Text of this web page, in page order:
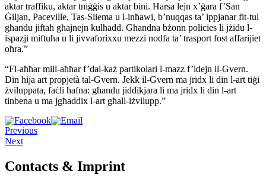
aktar traffiku, aktar tniġġis u aktar bini. Ħarsa lejn x’ġara f’San
Ġiljan, Paceville, Tas-Sliema u l-inħawi, b’nuqqas ta’ ippjanar fit-tul
għandu jiftaħ għajnejn kulħadd. Għandna bżonn policies li jżidu l-
ispazji miftuħa u li jivvaforixxu mezzi nodfa ta’ trasport fost affarijiet
oħra.”
“Fl-aħħar mill-aħħar f’dal-każ partikolari l-mazz f’idejn il-Gvern.
Din hija art propjetà tal-Gvern. Jekk il-Gvern ma jridx li din l-art tiġi
żviluppata, faċli ħafna: għandu jiddikjara li ma jridx li din l-art
tinbena u ma jgħaddix l-art għall-iżvilupp.”
Previous
Next
Contacts & Imprint